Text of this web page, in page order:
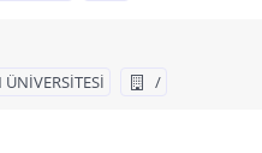
/